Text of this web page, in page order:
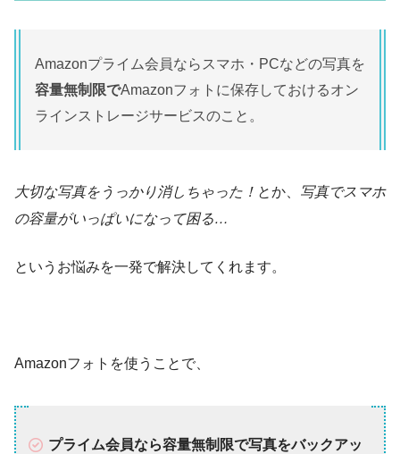
Amazonプライム会員ならスマホ・PCなどの写真を
容量無制限でAmazonフォトに保存しておけるオン
ラインストレージサービスのこと。
大切な写真をうっかり消しちゃった！ とか、 写真でスマホ
の容量がいっぱいになって困る…
というお悩みを一発で解決してくれます。
Amazonフォトを使うことで、
プライム会員なら容量無制限で写真をバックアッ